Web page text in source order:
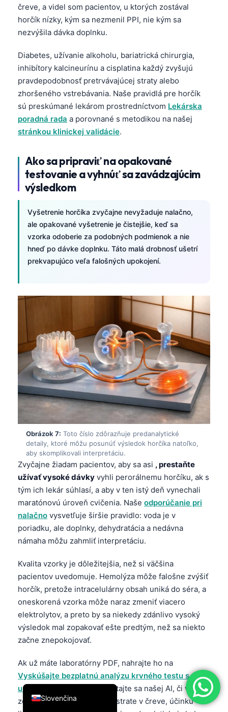
čreve, a videl som pacientov, u ktorých zostával
horčík nízky, kým sa nezmenil PPI, nie kým sa
nezvýšila dávka doplnku.
Diabetes, užívanie alkoholu, bariatrická chirurgia,
inhibítory kalcineurínu a cisplatina každý zvyšujú
pravdepodobnosť pretrvávajúcej straty alebo
zhoršeného vstrebávania. Naše pravidlá pre horčík
sú preskúmané lekárom prostredníctvom Lekárska
poradná rada a porovnané s metodikou na našej
stránkou klinickej validácie.
Ako sa pripraviť na opakované
testovanie a vyhnúť sa zavádzajúcim
výsledkom
Vyšetrenie horčíka zvyčajne nevyžaduje nalačno,
ale opakované vyšetrenie je čistejšie, keď sa
vzorka odoberie za podobných podmienok a nie
hneď po dávke doplnku. Táto malá drobnosť ušetrí
prekvapujúco veľa falošných upokojení.
Obrázok 7: Toto číslo zdôrazňuje predanalytické
detaily, ktoré môžu posunúť výsledok horčíka natoľko,
aby skomplikovali interpretáciu.
Zvyčajne žiadam pacientov, aby sa asi , prestaňte
užívať vysoké dávky vyhli perorálnemu horčíku, ak s
tým ich lekár súhlasí, a aby v ten istý deň vynechali
maratónovú úroveň cvičenia. Naše odporúčanie pri
nalačno vysvetľuje širšie pravidlo: voda je v
poriadku, ale doplnky, dehydratácia a nedávna
námaha môžu zahmliť interpretáciu.
Kvalita vzorky je dôležitejšia, než si väčšina
pacientov uvedomuje. Hemolýza môže falošne zvýšiť
horčík, pretože intracelulárny obsah uniká do séra, a
oneskorená vzorka môže naraz zmeniť viacero
elektrolytov, a preto by sa niekedy zdánlivo vysoký
výsledok mal zopakovať ešte predtým, než sa niekto
začne znepokojovať.
Ak už máte laboratórny PDF, nahrajte ho na
Vyskúšajte bezplatnú analýzu krvného testu s
umelou inteligenciou
a opýtajte sa našej AI, či vzorec
zodpovedá renálnej strate, strate v čreve, účinku
Slovenčina
English
Deutsch
Français
עִבְרִית
Italiano
Español
Português
Ελληνικά
Türkçe
Română
فارسی
Български
Dansk
Nederlands
Bahasa Indonesia
Հայերեն
Íslenska
Српски језик
Azərbaycan dili
日本語
Čeština
ქართული
Русский
Lietuvių kalba
Polski
한국어
Magyar
Shqip
বাংলা
मराठी
ગુજરાતી